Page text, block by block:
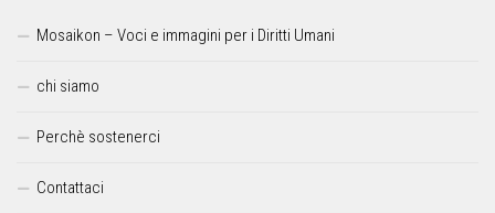
Mosaikon – Voci e immagini per i Diritti Umani
chi siamo
Perchè sostenerci
Contattaci